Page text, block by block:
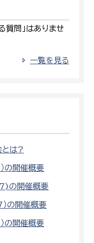
質問」はありませ
一覧を見る
とは?
の開催概要
開催概要
の開催概要
の開催概要